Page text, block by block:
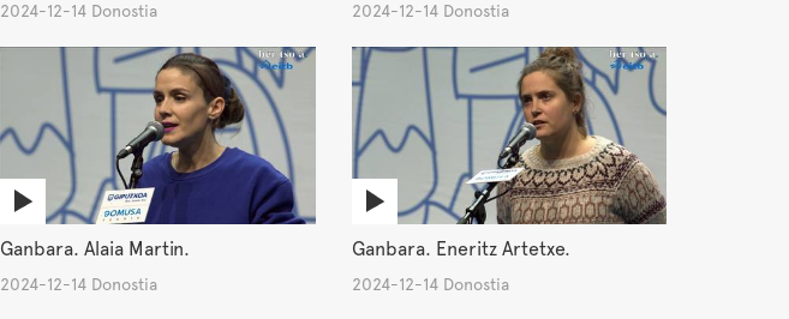
2024-12-14 Donostia 2024-12-14 Donostia
Ganbara. Alaia Martin.
2024-12-14 Donostia
Ganbara. Eneritz Artetxe.
2024-12-14 Donostia